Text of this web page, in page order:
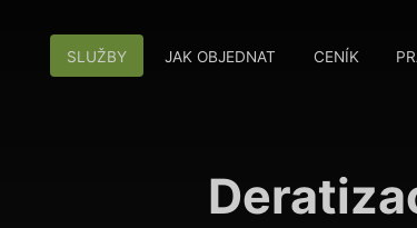
SLUŽBY JAK OBJEDNAT CENÍK